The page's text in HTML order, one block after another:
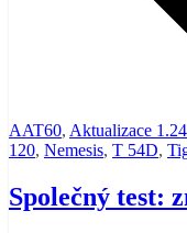
AAT60, Aktualizace 1.24
120, Nemesis, T 54D,
Společný test: